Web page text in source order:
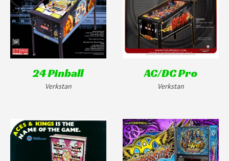
24 Pinball
Verkstan
AC/DC Pro
Verkstan